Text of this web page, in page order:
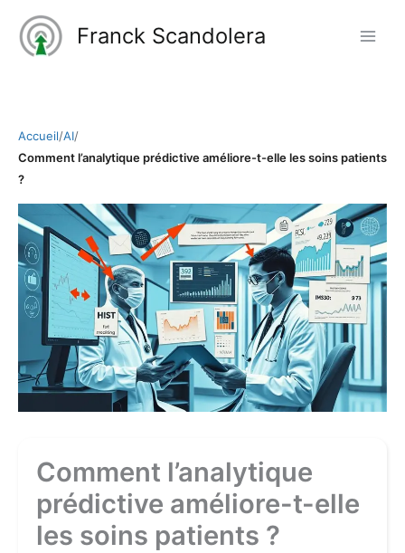
contenu
Franck Scandolera
Accueil/AI/
Comment l’analytique prédictive améliore-t-elle les soins patients
?
Comment l’analytique
prédictive améliore-t-elle
les soins patients ?